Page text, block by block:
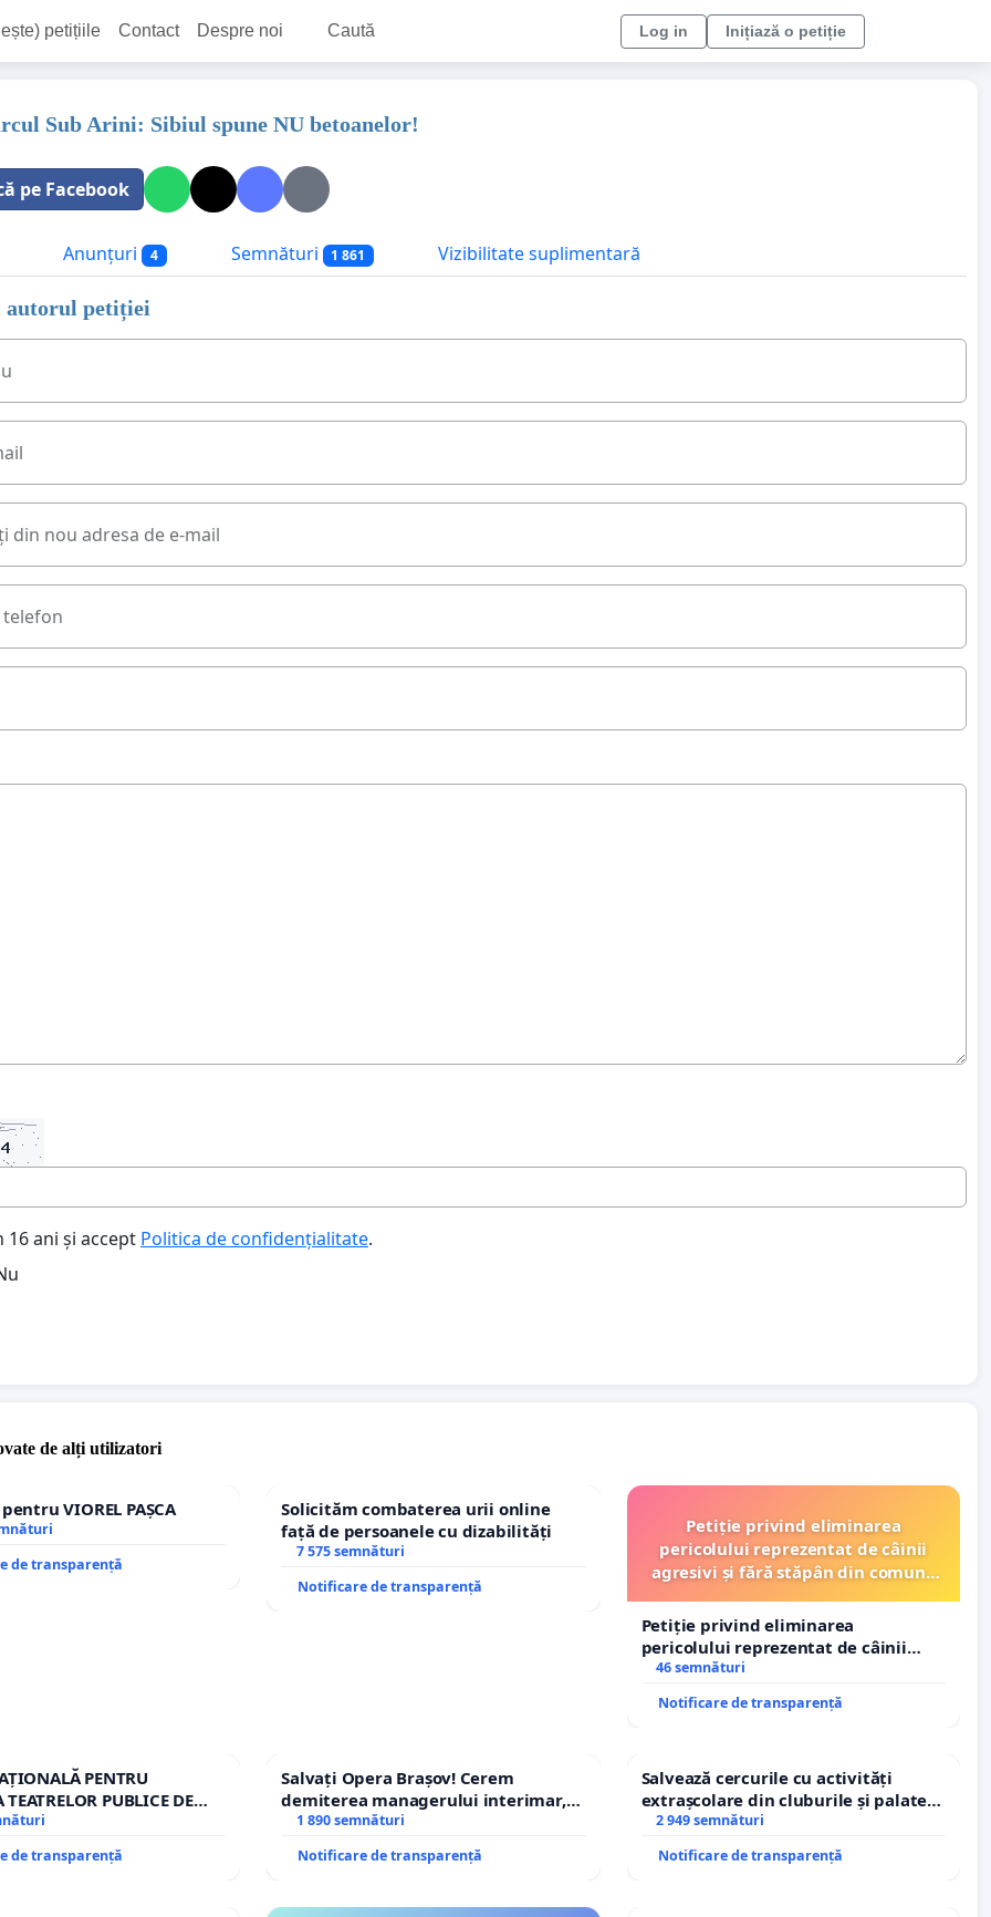
petițiile Contact Despre noi Caută Log in Inițiază o petiție
Sub Arini: Sibiul spune NU betoanelor!
pe Facebook
Anunțuri 4 Semnături 1 861 Vizibilitate suplimentară
autorul petiției
din nou adresa de e-mail
16 ani și accept Politica de confidențialitate.
de alți utilizatori
VIOREL PAȘCA
de transparență
Solicităm combaterea urii online
față de persoanele cu dizabilități
7 575 semnături
Notificare de transparență
Petiție privind eliminarea
pericolului reprezentat de câinii
agresivi și fără stăpân din comuna
Petiție privind eliminarea
pericolului reprezentat de câinii
agresivi și fără stăpân din comuna
46 semnături
Notificare de transparență
PENTRU
TEATRELOR PUBLICE DE
DIN ROMÂNIA
de transparență
Salvați Opera Brașov! Cerem
demiterea managerului interimar,
Petrean Lucian-Marius!
1 890 semnături
Notificare de transparență
Salvează cercurile cu activități
extrașcolare din cluburile și palatele
copiilor
2 949 semnături
Notificare de transparență